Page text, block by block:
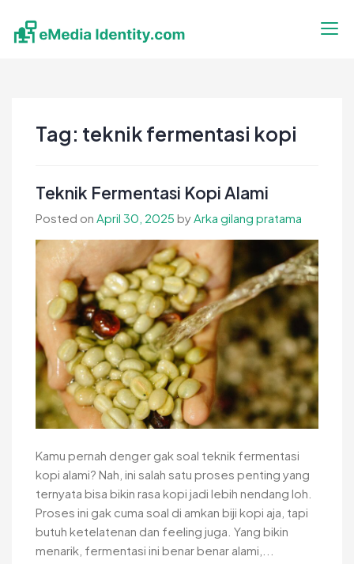
content
Tag: teknik fermentasi kopi
Teknik Fermentasi Kopi Alami
Posted on April 30, 2025 byArka gilang pratama
Kamu pernah denger gak soal teknik fermentasi
kopi alami? Nah, ini salah satu proses penting yang
ternyata bisa bikin rasa kopi jadi lebih nendang loh.
Proses ini gak cuma soal di amkan biji kopi aja, tapi
butuh ketelatenan dan feeling juga. Yang bikin
menarik, fermentasi ini benar benar alami,...